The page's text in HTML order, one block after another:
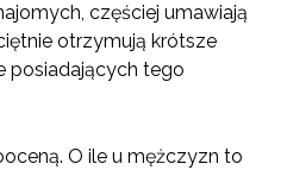
częściej umawiają
otrzymują krótsze
posiadających tego
O ile u mężczyzn to